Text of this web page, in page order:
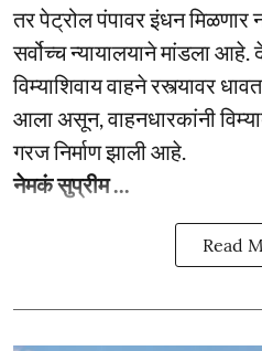
तर पेट्रोल पंपावर इंधन मिळणार
सर्वोच्च न्यायालयाने मांडला आहे.
विम्याशिवाय वाहने रस्त्यावर
आला असून, वाहनधारकांनी
गरज निर्माण झाली आहे.
नेमकं सुप्रीम ...
Read